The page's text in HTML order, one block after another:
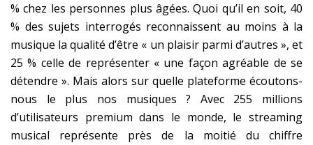
% chez les personnes plus âgées. Quoi qu’il en soit, 40
% des sujets interrogés reconnaissent au moins à la
musique la qualité d’être « un plaisir parmi d’autres », et
25 % celle de représenter « une façon agréable de se
détendre ». Mais alors sur quelle plateforme écoutons-
nous le plus nos musiques ? Avec 255 millions
d’utilisateurs premium dans le monde, le streaming
musical représente près de la moitié du chiffre